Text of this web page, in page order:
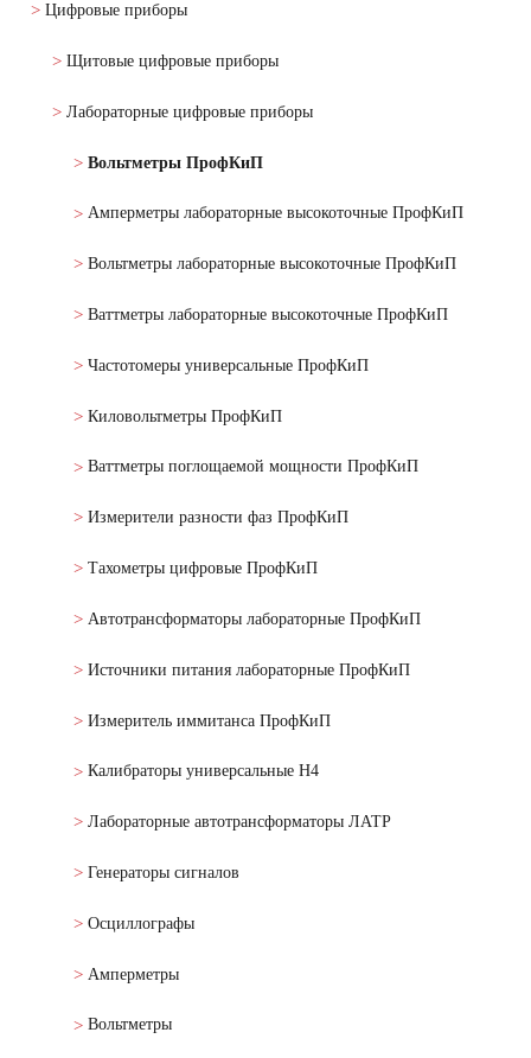
Цифровые приборы
Щитовые цифровые приборы
Лабораторные цифровые приборы
Вольтметры ПрофКиП
Амперметры лабораторные высокоточные ПрофКиП
Вольтметры лабораторные высокоточные ПрофКиП
Ваттметры лабораторные высокоточные ПрофКиП
Частотомеры универсальные ПрофКиП
Киловольтметры ПрофКиП
Ваттметры поглощаемой мощности ПрофКиП
Измерители разности фаз ПрофКиП
Тахометры цифровые ПрофКиП
Автотрансформаторы лабораторные ПрофКиП
Источники питания лабораторные ПрофКиП
Измеритель иммитанса ПрофКиП
Калибраторы универсальные Н4
Лабораторные автотрансформаторы ЛАТР
Генераторы сигналов
Осциллографы
Амперметры
Вольтметры